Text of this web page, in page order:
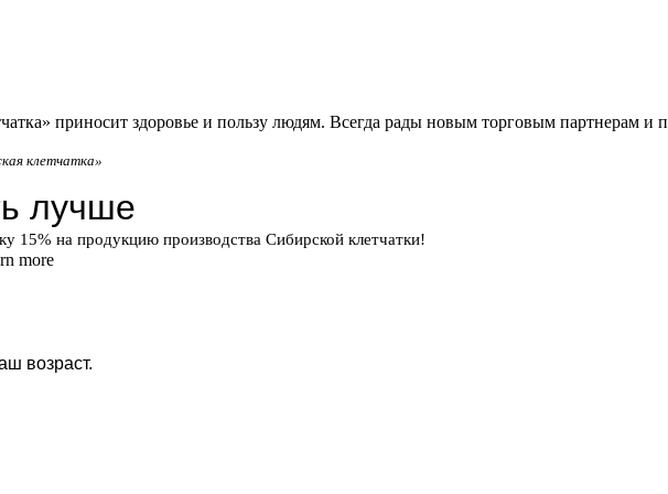
приносит здоровье и пользу людям. Всегда рады новым торговым партнерам и
клетчатка»